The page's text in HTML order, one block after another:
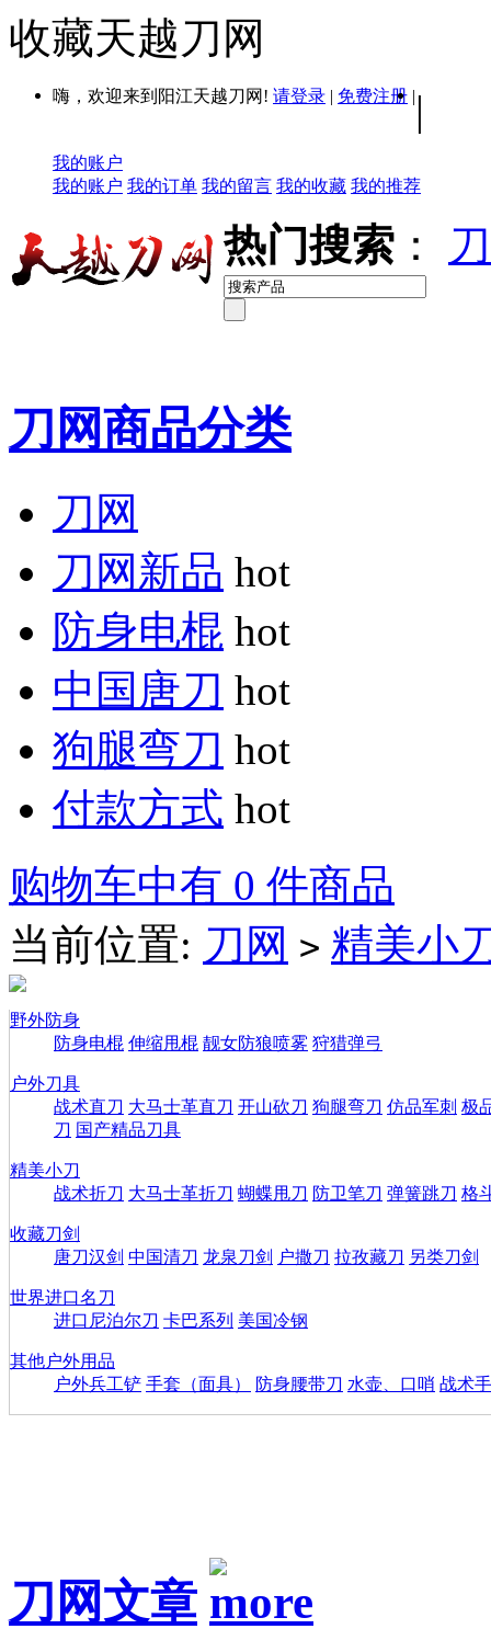
收藏天越刀网
嗨，欢迎来到阳江天越刀网! 请登录 | 免费注册 | |
我的账户
我的账户 我的订单 我的留言 我的收藏 我的推荐
热门搜索 ：
刀网商品分类
刀网
刀网新品 hot
防身电棍 hot
中国唐刀 hot
狗腿弯刀 hot
付款方式 hot
购物车中有 0 件商品
当前位置: 刀网 > 精美小
野外防身
防身电棍 伸缩甩棍 靓女防狼喷雾 狩猎弹弓
户外刀具
战术直刀 大马士革直刀 开山砍刀 狗腿弯刀 仿品军刺 极
刀 国产精品刀具
精美小刀
战术折刀 大马士革折刀 蝴蝶甩刀 防卫笔刀 弹簧跳刀 格
收藏刀剑
唐刀汉剑 中国清刀 龙泉刀剑 户撒刀 拉孜藏刀 另类刀剑
世界进口名刀
进口尼泊尔刀 卡巴系列 美国冷钢
其他户外用品
户外兵工铲 手套（面具） 防身腰带刀 水壶、口哨 战术
刀网文章